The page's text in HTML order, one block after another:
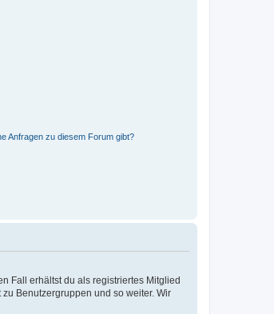
Anfragen zu diesem Forum gibt?
Fall erhältst du als registriertes Mitglied
Benutzergruppen und so weiter. Wir